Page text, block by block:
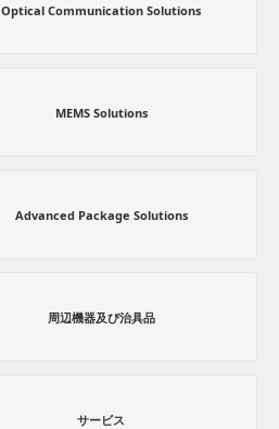
Optical Communication Solutions
MEMS Solutions
Advanced Package Solutions
周辺機器及び治具品
サービス